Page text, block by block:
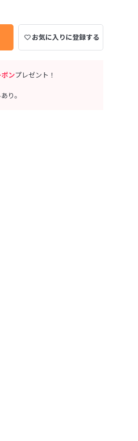
お気に入りに登録する
ンプレゼント！
り。